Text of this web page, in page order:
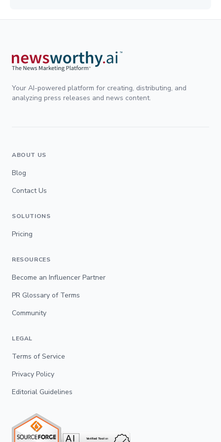
Your AI-powered platform for creating, distributing, and
analyzing press releases and news content.
ABOUT US
Blog
Contact Us
SOLUTIONS
Pricing
RESOURCES
Become an Influencer Partner
PR Glossary of Terms
Community
LEGAL
Terms of Service
Privacy Policy
Editorial Guidelines